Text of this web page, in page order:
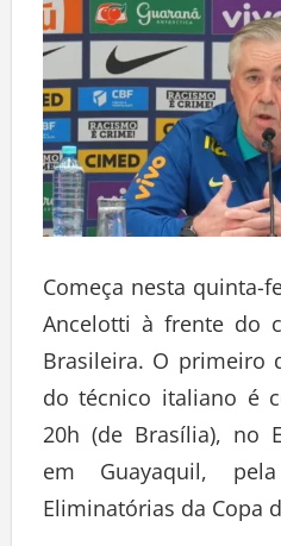
Começa nesta quinta-
Ancelotti à frente do
Brasileira. O primeiro
do técnico italiano é
20h (de Brasília), no
em Guayaquil,
Eliminatórias da Copa